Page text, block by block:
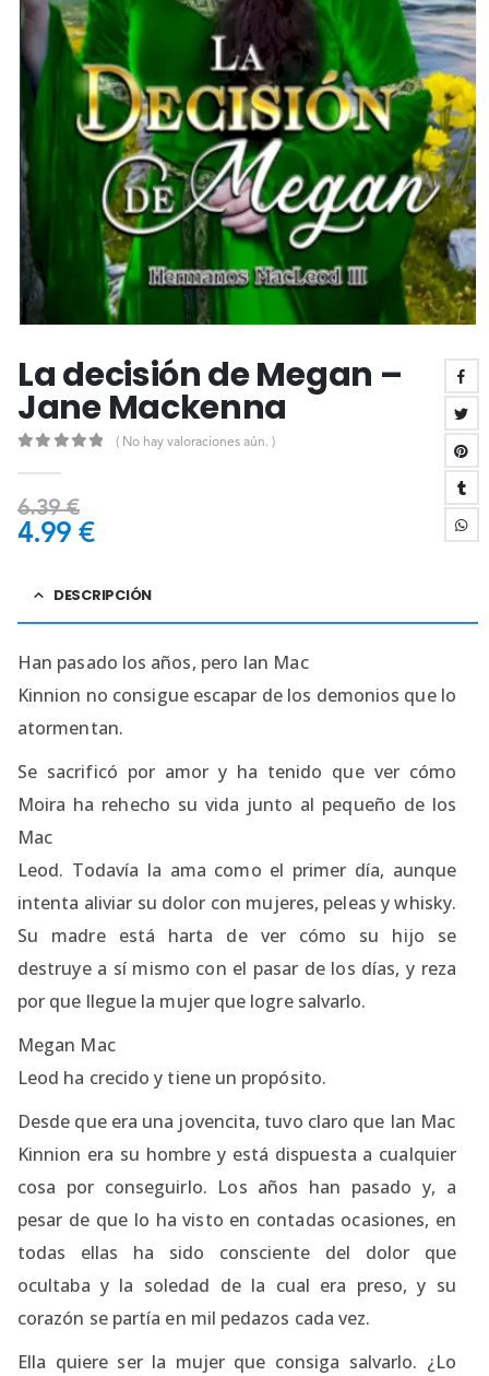
La decisión de Megan –
Jane Mackenna
( No hay valoraciones aún. )
6.39€
4.99 €
DESCRIPCIÓN
Han pasado los años, pero Ian Mac
Kinnion no consigue escapar de los demonios que lo
atormentan.
Se sacrificó por amor y ha tenido que ver cómo
Moira ha rehecho su vida junto al pequeño de los
Mac
Leod. Todavía la ama como el primer día, aunque
intenta aliviar su dolor con mujeres, peleas y whisky.
Su madre está harta de ver cómo su hijo se
destruye a sí mismo con el pasar de los días, y reza
por que llegue la mujer que logre salvarlo.
Megan Mac
Leod ha crecido y tiene un propósito.
Desde que era una jovencita, tuvo claro que Ian Mac
Kinnion era su hombre y está dispuesta a cualquier
cosa por conseguirlo. Los años han pasado y, a
pesar de que lo ha visto en contadas ocasiones, en
todas ellas ha sido consciente del dolor que
ocultaba y la soledad de la cual era preso, y su
corazón se partía en mil pedazos cada vez.
Ella quiere ser la mujer que consiga salvarlo. ¿Lo